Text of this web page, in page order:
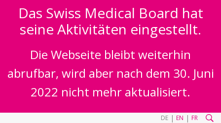
Das Swiss Medical Board hat
seine Aktivitäten eingestellt.
Die Webseite bleibt weiterhin
abrufbar, wird aber nach dem 30. Juni
2022 nicht mehr aktualisiert.
DE | EN | FR